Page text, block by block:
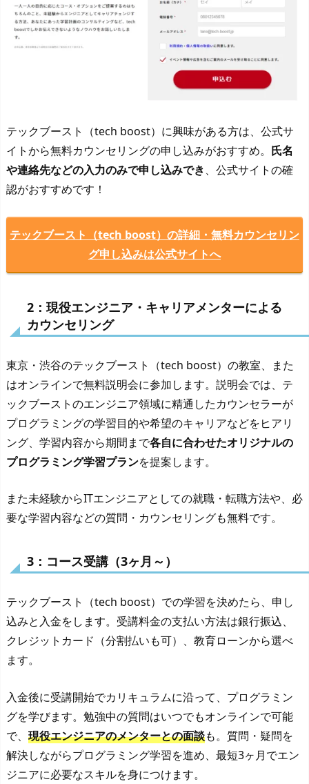
テックブースト（tech boost）に興味がある方は、公式サ
イトから無料カウンセリングの申し込みがおすすめ。 氏名
や連絡先などの入力のみで申し込みでき、公式サイトの確
認がおすすめです！
テックブースト（tech boost）の詳細・無料カウンセリン
グ申し込みは公式サイトへ
2：現役エンジニア・キャリアメンターによる
カウンセリング
東京・渋谷のテックブースト（tech boost）の教室、また
はオンラインで無料説明会に参加します。説明会では、テ
ックブーストのエンジニア領域に精通したカウンセラーが
プログラミングの学習目的や希望のキャリアなどをヒアリ
ング、学習内容から期間まで各自に合わせたオリジナルの
プログラミング学習プランを提案します。
また未経験からITエンジニアとしての就職・転職方法や、必
要な学習内容などの質問・カウンセリングも無料です。
3：コース受講（3ヶ月～）
テックブースト（tech boost）での学習を決めたら、申し
込みと入金をします。受講料金の支払い方法は銀行振込、
クレジットカード（分割払いも可）、教育ローンから選べ
ます。
入金後に受講開始でカリキュラムに沿って、プログラミン
グを学びます。勉強中の質問はいつでもオンラインで可能
で、 現役エンジニアのメンターとの面談も。質問・疑問を
解決しながらプログラミング学習を進め、最短3ヶ月でエン
ジニアに必要なスキルを身につけます。